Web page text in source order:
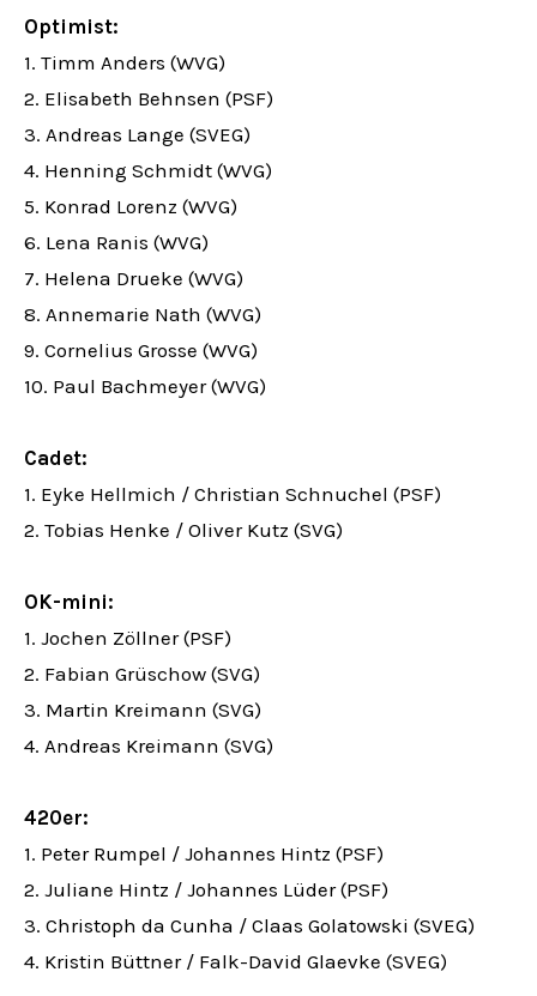
Optimist:
1. Timm Anders (WVG)
2. Elisabeth Behnsen (PSF)
3. Andreas Lange (SVEG)
4. Henning Schmidt (WVG)
5. Konrad Lorenz (WVG)
6. Lena Ranis (WVG)
7. Helena Drueke (WVG)
8. Annemarie Nath (WVG)
9. Cornelius Grosse (WVG)
10. Paul Bachmeyer (WVG)
Cadet:
1. Eyke Hellmich / Christian Schnuchel (PSF)
2. Tobias Henke / Oliver Kutz (SVG)
OK-mini:
1. Jochen Zöllner (PSF)
2. Fabian Grüschow (SVG)
3. Martin Kreimann (SVG)
4. Andreas Kreimann (SVG)
420er:
1. Peter Rumpel / Johannes Hintz (PSF)
2. Juliane Hintz / Johannes Lüder (PSF)
3. Christoph da Cunha / Claas Golatowski (SVEG)
4. Kristin Büttner / Falk-David Glaevke (SVEG)